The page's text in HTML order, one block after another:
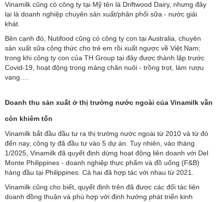
Vinamilk cũng có công ty tại Mỹ tên là Driftwood Dairy, nhưng đây
lại là doanh nghiệp chuyên sản xuất/phân phối sữa - nước giải
khát.
Bên cạnh đó, Nutifood cũng có công ty con tại Australia, chuyên
sản xuất sữa công thức cho trẻ em rồi xuất ngược về Việt Nam;
trong khi công ty con của TH Group tại đây được thành lập trước
Covid-19, hoạt động trong mảng chăn nuôi - trồng trọt, làm rượu
vang….
Doanh thu sản xuất ở thị trường nước ngoài của Vinamilk vẫn
còn khiêm tốn
Vinamilk bắt đầu đầu tư ra thị trường nước ngoài từ 2010 và từ đó
đến nay, công ty đã đầu tư vào 5 dự án. Tuy nhiên, vào tháng
1/2025, Vinamilk đã quyết định dừng hoạt động liên doanh với Del
Monte Philippines - doanh nghiệp thực phẩm và đồ uống (F&B)
hàng đầu tại Philippines. Cả hai đã hợp tác với nhau từ 2021.
Vinamilk cũng cho biết, quyết định trên đã được các đối tác liên
doanh đồng thuận và phù hợp với định hướng phát triển kinh